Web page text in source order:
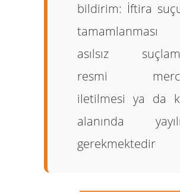
bildirim: İftira
asılsız
resmi
iletilmesi ya da
alanında
gerekmektedir